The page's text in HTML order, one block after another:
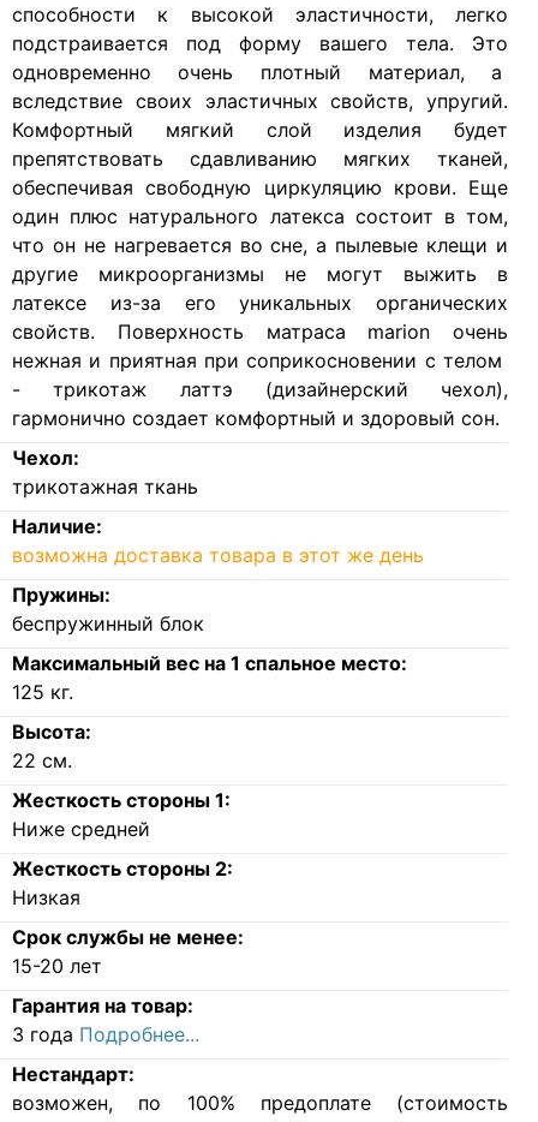
способности к высокой эластичности, легко
подстраивается под форму вашего тела. Это
одновременно очень плотный материал, а
вследствие своих эластичных свойств, упругий.
Комфортный мягкий слой изделия будет
препятствовать сдавливанию мягких тканей,
обеспечивая свободную циркуляцию крови. Еще
один плюс натурального латекса состоит в том,
что он не нагревается во сне, а пылевые клещи и
другие микроорганизмы не могут выжить в
латексе из-за его уникальных органических
свойств. Поверхность матраса marion очень
нежная и приятная при соприкосновении с телом
- трикотаж латтэ (дизайнерский чехол),
гармонично создает комфортный и здоровый сон.
Чехол:
трикотажная ткань
Наличие:
возможна доставка товара в этот же день
Пружины:
беспружинный блок
Максимальный вес на 1 спальное место:
125 кг.
Высота:
22 см.
Жесткость стороны 1:
Ниже средней
Жесткость стороны 2:
Низкая
Срок службы не менее:
15-20 лет
Гарантия на товар:
3 года Подробнее...
Нестандарт:
возможен, по 100% предоплате (стоимость